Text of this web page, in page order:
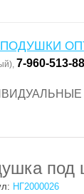
7-960-513-
НГ2000026